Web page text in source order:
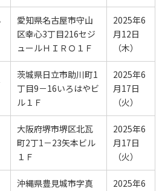
愛知県名古屋市守山
区幸心3丁目216セジ
ュールＨＩＲＯ１Ｆ
2025年6
月12日
（木）
茨城県日立市助川町1
丁目9－16いろはやビ
ル１Ｆ
2025年6
月17日
（火）
大阪府堺市堺区北瓦
町2丁1－23矢本ビル
１Ｆ
2025年6
月17日
（火）
沖縄県豊見城市字真 2025年6